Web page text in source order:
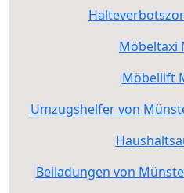
Möbeltaxi
Möbellift
Umzugshelfer von
Beiladungen von